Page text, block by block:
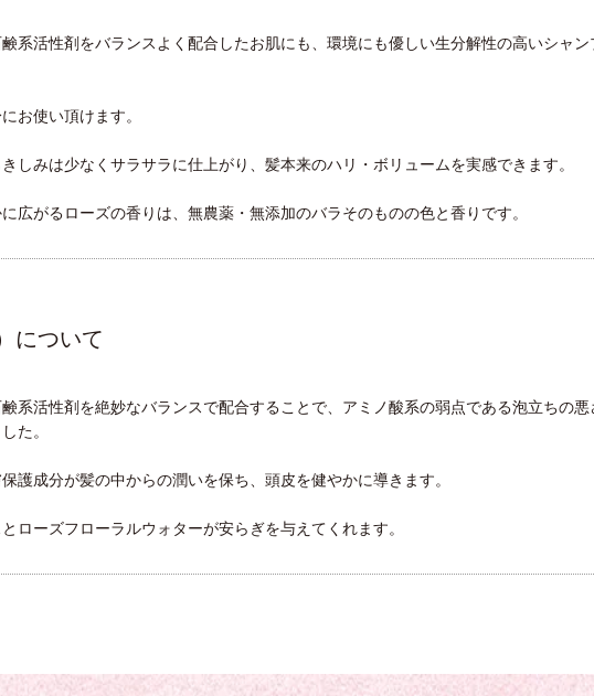
系活性剤をバランスよく配合したお肌にも、環境にも優しい生分解性の高いシャン
お使い頂けます。
しみは少なくサラサラに仕上がり、髪本来のハリ・ボリュームを実感できます。
広がるローズの香りは、無農薬・無添加のバラそのものの色と香りです。
について
系活性剤を絶妙なバランスで配合することで、アミノ酸系の弱点である泡立ちの悪
た。
護成分が髪の中からの潤いを保ち、頭皮を健やかに導きます。
ローズフローラルウォターが安らぎを与えてくれます。